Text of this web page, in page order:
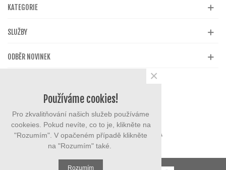
KATEGORIE
SLUŽBY
ODBĚR NOVINEK
Používáme cookies!
Pro zkvalitňování našich služeb používáme
cookeies. Pokud nevíte, co to je, klikněte na
"Rozumím". V opačeném případě klikněte
na "Rozumím" také.
Rozumím
×